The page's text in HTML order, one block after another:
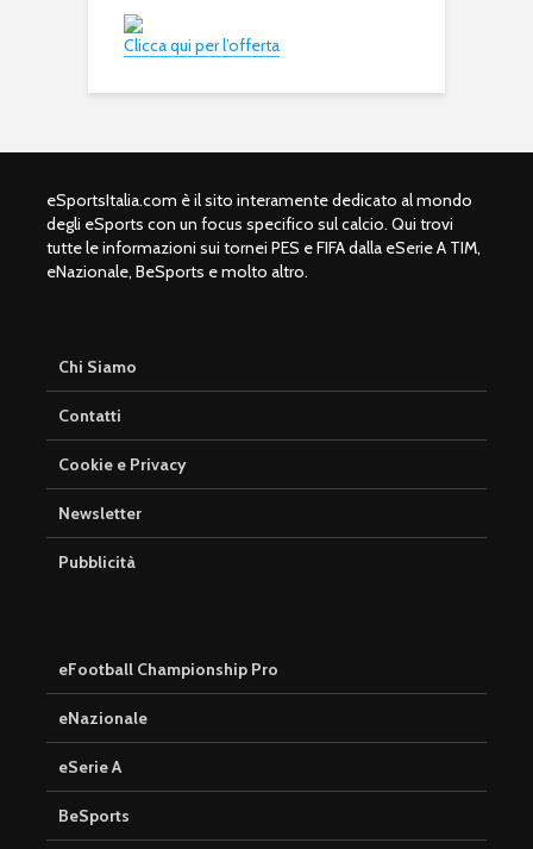
Clicca qui per l’offerta
eSportsItalia.com è il sito interamente dedicato al mondo
degli eSports con un focus specifico sul calcio. Qui trovi
tutte le informazioni sui tornei PES e FIFA dalla eSerie A TIM,
eNazionale, BeSports e molto altro.
Chi Siamo
Contatti
Cookie e Privacy
Newsletter
Pubblicità
eFootball Championship Pro
eNazionale
eSerie A
BeSports